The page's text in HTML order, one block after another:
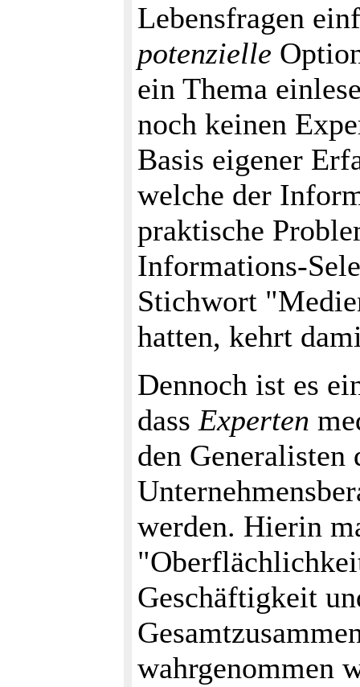
Lebensfragen
potenzielle
ein Thema
noch keinen
Basis eigener
welche der
praktische
Informations-
Stichwort
hatten, kehrt
Dennoch ist es
dass Experten
den Generalisten
werden. Hierin
Geschäftigkeit
wahrgenommen